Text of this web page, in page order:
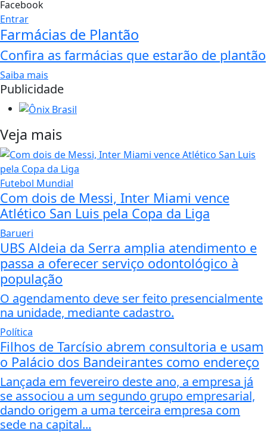
Facebook
Entrar
Farmácias de Plantão
Confira as farmácias que estarão de plantão
Saiba mais
Publicidade
Veja mais
Futebol Mundial
Com dois de Messi, Inter Miami vence
Atlético San Luis pela Copa da Liga
Barueri
UBS Aldeia da Serra amplia atendimento e
passa a oferecer serviço odontológico à
população
O agendamento deve ser feito presencialmente
na unidade, mediante cadastro.
Política
Filhos de Tarcísio abrem consultoria e usam
o Palácio dos Bandeirantes como endereço
Lançada em fevereiro deste ano, a empresa já
se associou a um segundo grupo empresarial,
dando origem a uma terceira empresa com
sede na capital...